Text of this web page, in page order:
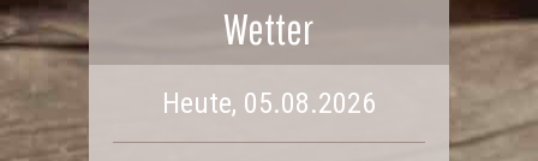
Wetter
Heute, 05.08.2026